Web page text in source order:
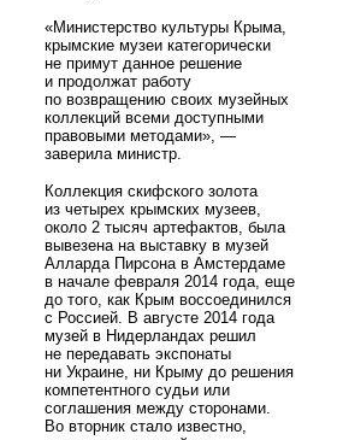
«Министерство культуры Крыма,
крымские музеи категорически
не примут данное решение
и продолжат работу
по возвращению своих музейных
коллекций всеми доступными
правовыми методами», —
заверила министр.
Коллекция скифского золота
из четырех крымских музеев,
около 2 тысяч артефактов, была
вывезена на выставку в музей
Алларда Пирсона в Амстердаме
в начале февраля 2014 года, еще
до того, как Крым воссоединился
с Россией. В августе 2014 года
музей в Нидерландах решил
не передавать экспонаты
ни Украине, ни Крыму до решения
компетентного судьи или
соглашения между сторонами.
Во вторник стало известно,